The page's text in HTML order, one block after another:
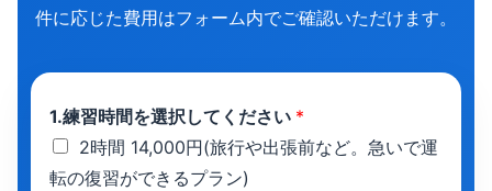
件に応じた費用はフォーム内でご確認いただけます。
1.練習時間を選択してください *
2時間 14,000円(旅行や出張前など。急いで運
転の復習ができるプラン)